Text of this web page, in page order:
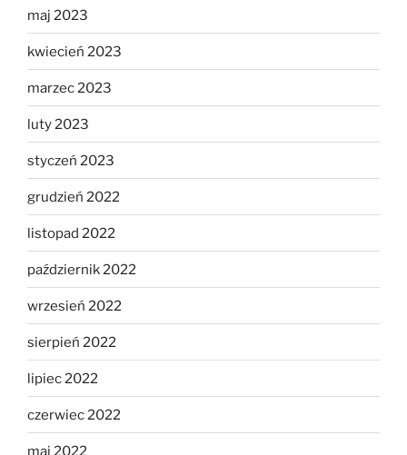
maj 2023
kwiecień 2023
marzec 2023
luty 2023
styczeń 2023
grudzień 2022
listopad 2022
październik 2022
wrzesień 2022
sierpień 2022
lipiec 2022
czerwiec 2022
maj 2022